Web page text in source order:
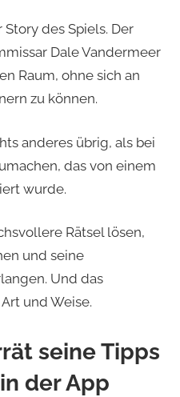
des Spiels. Der
Dale Vandermeer
Raum, ohne sich an
zu können.
anderes übrig, als bei
das von einem
wurde.
Rätsel lösen,
und seine
Und das
und Weise.
seine Tipps
der App